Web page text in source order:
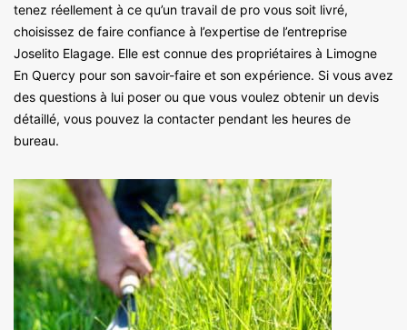
tenez réellement à ce qu’un travail de pro vous soit livré,
choisissez de faire confiance à l’expertise de l’entreprise
Joselito Elagage. Elle est connue des propriétaires à Limogne
En Quercy pour son savoir-faire et son expérience. Si vous avez
des questions à lui poser ou que vous voulez obtenir un devis
détaillé, vous pouvez la contacter pendant les heures de
bureau.